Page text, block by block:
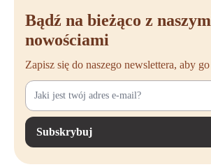
Bądź na bieżąco z
nowościami
Zapisz się do naszego newslettera, aby
Subskrybuj